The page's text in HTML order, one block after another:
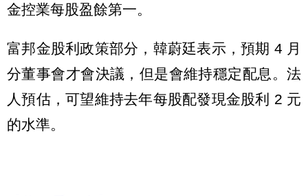
金控業每股盈餘第一。
富邦金股利政策部分，韓蔚廷表示，預期 4 月
分董事會才會決議，但是會維持穩定配息。法
人預估，可望維持去年每股配發現金股利 2 元
的水準。